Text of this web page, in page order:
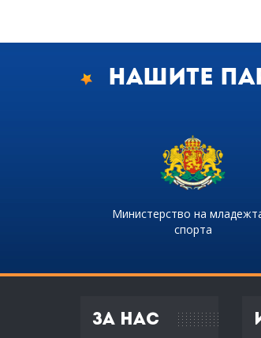
Нашите
Министерство на
спорта
За нас